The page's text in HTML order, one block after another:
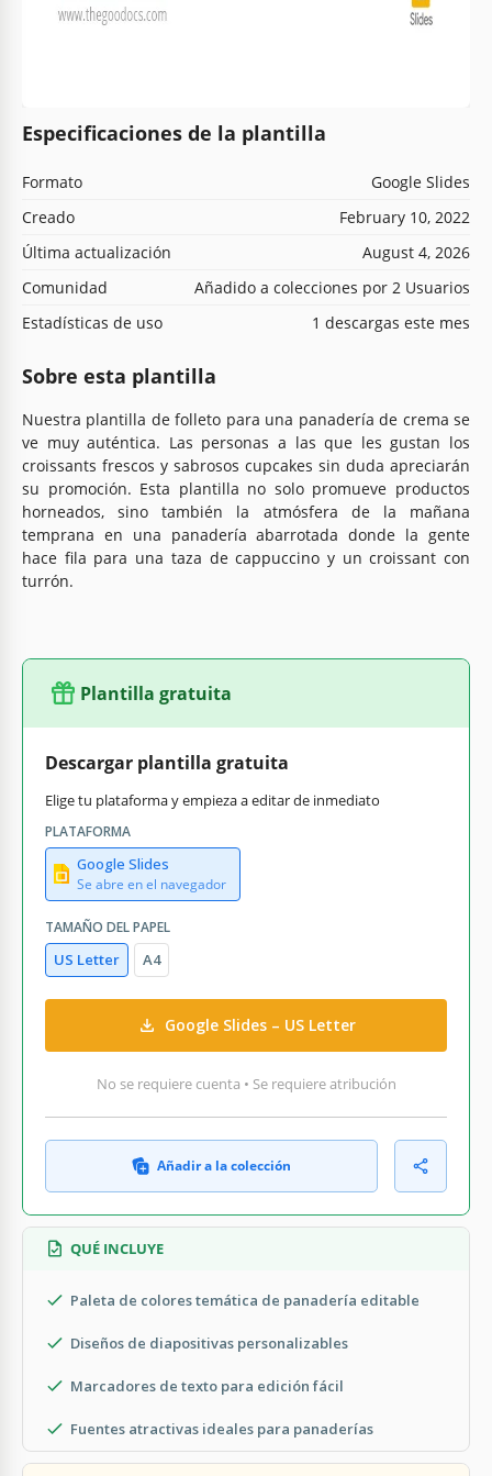
Especificaciones de la plantilla
Formato
Google Slides
Creado
February 10, 2022
Última actualización
August 4, 2026
Comunidad
Añadido a colecciones por 2 Usuarios
Estadísticas de uso
1 descargas este mes
Sobre esta plantilla
Nuestra plantilla de folleto para una panadería de crema se
ve muy auténtica. Las personas a las que les gustan los
croissants frescos y sabrosos cupcakes sin duda apreciarán
su promoción. Esta plantilla no solo promueve productos
horneados, sino también la atmósfera de la mañana
temprana en una panadería abarrotada donde la gente
hace fila para una taza de cappuccino y un croissant con
turrón.
Plantilla gratuita
Descargar plantilla gratuita
Elige tu plataforma y empieza a editar de inmediato
PLATAFORMA
Google Slides
Se abre en el navegador
TAMAÑO DEL PAPEL
US Letter A4
Google Slides – US Letter
No se requiere cuenta • Se requiere atribución
Añadir a la colección
QUÉ INCLUYE
Paleta de colores temática de panadería editable
Diseños de diapositivas personalizables
Marcadores de texto para edición fácil
Fuentes atractivas ideales para panaderías